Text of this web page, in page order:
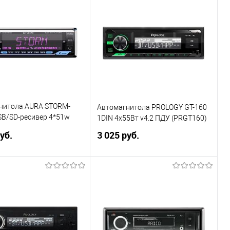
Купить в 1 клик
Сравнение
В избранное
AURA STORM-
SD-ресивер 4*51w
в 1 клик
Сравнение
Автомагнитола PROLOGY GT-160
1DIN 4x55Вт v4.2 ПДУ (PRGT160)
3 025 руб.
В избранное